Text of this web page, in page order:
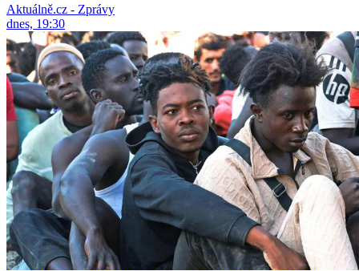
Aktuálně.cz - Zprávy
dnes, 19:30